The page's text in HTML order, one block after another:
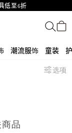
低至6折
原价低至75折!
6折，立即入手!
及LV专区！
潮流服饰 童装
选项
品